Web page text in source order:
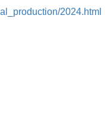
2024.html